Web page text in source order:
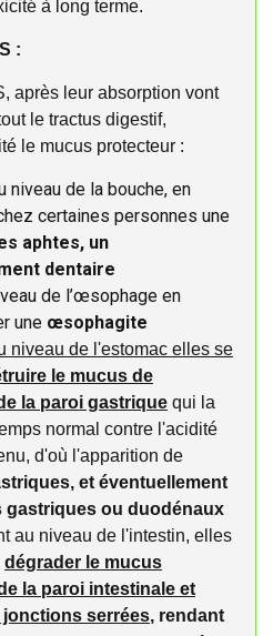
à long terme.
:
après leur absorption vont
le tractus digestif,
le mucus protecteur :
niveau de la bouche, en
certaines personnes une
aphtes, un
dentaire
de l’œsophage en
une œsophagite
niveau de l'estomac elles se
le mucus de
la paroi gastrique qui la
normal contre l'acidité
d'où l'apparition de
et éventuellement
gastriques ou duodénaux
au niveau de l'intestin, elles
dégrader le mucus
la paroi intestinale et
serrées, rendant